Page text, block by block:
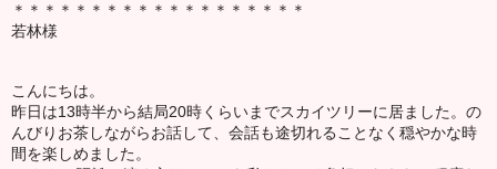
＊＊＊＊＊＊＊＊＊＊＊＊＊＊＊＊＊＊＊
若林様
こんにちは。
昨日は13時半から結局20時くらいまでスカイツリーに居ました。の
んびりお茶しながらお話して、会話も途切れることなく穏やかな時
間を楽しめました。